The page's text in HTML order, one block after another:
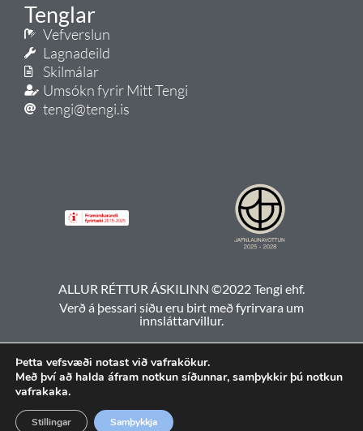
Tenglar
Vefverslun
Lagnadeild
Skilmálar
Umsókn fyrir Mitt Tengi
tengi@tengi.is
ALLUR RÉTTUR ÁSKILINN ©2022 Tengi ehf.
Verð á þessari síðu eru birt með fyrirvara um
innsláttarvillur.
Þetta vefsvæði notast við vafrakökur.
Með því að halda áfram notkun síðunnar, samþykkir þú notkun
vafrakaka.
Samþykkja
Stillingar